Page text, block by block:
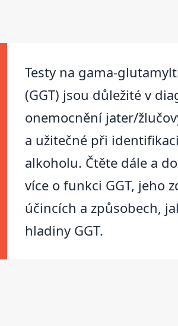
Testy na gama-
(GGT) jsou důležité v
onemocnění jater/
a užitečné při
alkoholu. Čtěte dále a
více o funkci GGT, jeho
účincích a způsobech,
hladiny GGT.